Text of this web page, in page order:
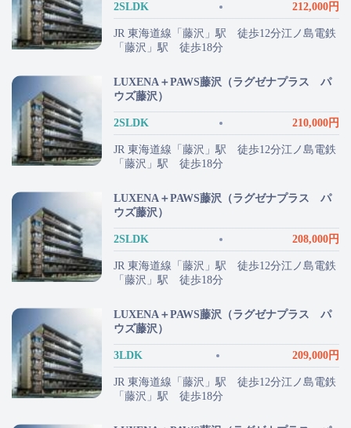
2SLDK 212,000円
JR 東海道線「藤沢」駅 徒歩12分江ノ島電鉄
「藤沢」駅 徒歩18分
LUXENA＋PAWS藤沢（ラグゼナプラス パ
ウズ藤沢）
2SLDK 210,000円
JR 東海道線「藤沢」駅 徒歩12分江ノ島電鉄
「藤沢」駅 徒歩18分
LUXENA＋PAWS藤沢（ラグゼナプラス パ
ウズ藤沢）
2SLDK 208,000円
JR 東海道線「藤沢」駅 徒歩12分江ノ島電鉄
「藤沢」駅 徒歩18分
LUXENA＋PAWS藤沢（ラグゼナプラス パ
ウズ藤沢）
3LDK 209,000円
JR 東海道線「藤沢」駅 徒歩12分江ノ島電鉄
「藤沢」駅 徒歩18分